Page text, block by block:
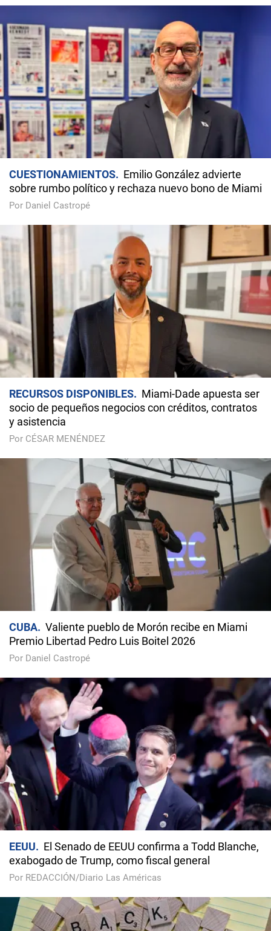
CUESTIONAMIENTOS
Emilio González advierte
sobre rumbo político y rechaza nuevo bono de Miami
Por Daniel Castropé
RECURSOS DISPONIBLES
Miami-Dade apuesta ser
socio de pequeños negocios con créditos, contratos
y asistencia
Por CÉSAR MENÉNDEZ
CUBA
Valiente pueblo de Morón recibe en Miami
Premio Libertad Pedro Luis Boitel 2026
Por Daniel Castropé
EEUU
El Senado de EEUU confirma a Todd Blanche,
exabogado de Trump, como fiscal general
Por REDACCIÓN/Diario Las Américas